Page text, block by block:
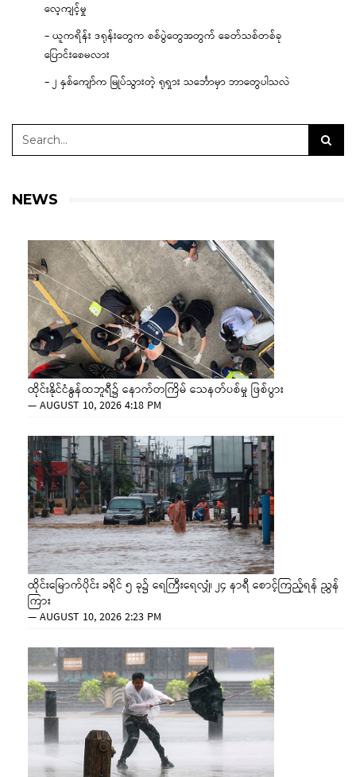
လေ့ကျင့်မှု
– ယူကရိန်း ဒရုန်းတွေက စစ်ပွဲတွေအတွက် ခေတ်သစ်တစ်ခု
ပြောင်းစေမလား
– ၂ နှစ်ကျော်က မြုပ်သွားတဲ့ ရုရှား သင်္ဘောမှာ ဘာတွေပါသလဲ
NEWS
ထိုင်းနိုင်ငံနွန်ထဘူရီ၌ နောက်တကြိမ် သေနတ်ပစ်မှု ဖြစ်ပွား
—AUGUST 10, 2026 4:18 PM
ထိုင်းမြောက်ပိုင်း ခရိုင် ၅ ခု၌ ရေကြီးရေလျှံ၊ ၂၄ နာရီ စောင့်ကြည့်ရန် ညွှန်
ကြား
—AUGUST 10, 2026 2:23 PM